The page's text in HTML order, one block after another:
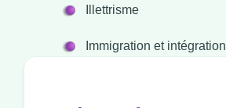
Illettrisme
Immigration et intégration